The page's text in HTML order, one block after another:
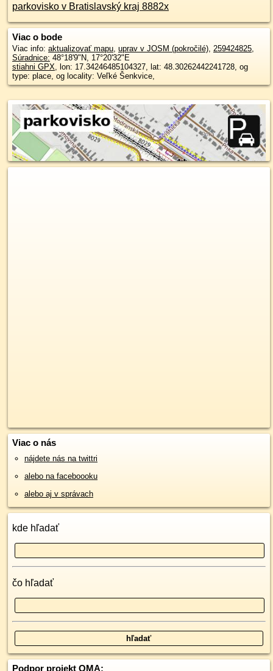
parkovisko v Bratislavský kraj 8882x
Viac o bode
Viac info: aktualizovať mapu, uprav v JOSM (pokročilé), 259424825,
Súradnice: 48°18'9"N, 17°20'32"E
stiahni GPX, lon: 17.34246485104327, lat: 48.30262442241728, og
type: place, og locality: Veľké Šenkvice,
Viac o nás
nájdete nás na twittri
alebo na faceboooku
alebo aj v správach
kde hľadať
čo hľadať
Podpor projekt OMA: